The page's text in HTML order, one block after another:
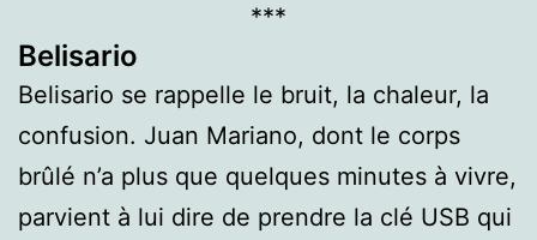
***
Belisario
Belisario se rappelle le bruit, la chaleur, la
confusion. Juan Mariano, dont le corps
brûlé n’a plus que quelques minutes à vivre,
parvient à lui dire de prendre la clé USB qui